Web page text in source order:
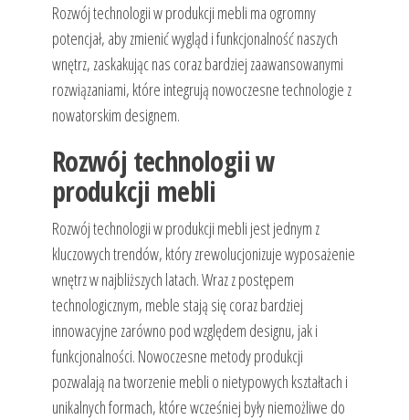
Rozwój technologii w produkcji mebli ma ogromny
potencjał, aby zmienić wygląd i funkcjonalność naszych
wnętrz, zaskakując nas coraz bardziej zaawansowanymi
rozwiązaniami, które integrują nowoczesne technologie z
nowatorskim designem.
Rozwój technologii w
produkcji mebli
Rozwój technologii w produkcji mebli jest jednym z
kluczowych trendów, który zrewolucjonizuje wyposażenie
wnętrz w najbliższych latach. Wraz z postępem
technologicznym, meble stają się coraz bardziej
innowacyjne zarówno pod względem designu, jak i
funkcjonalności. Nowoczesne metody produkcji
pozwalają na tworzenie mebli o nietypowych kształtach i
unikalnych formach, które wcześniej były niemożliwe do